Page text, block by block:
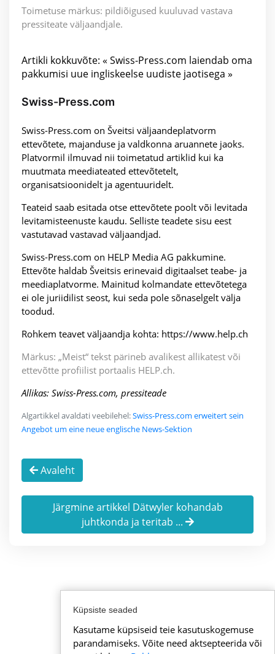
Toimetuse märkus: pildiõigused kuuluvad vastava
pressiteate väljaandjale.
Artikli kokkuvõte: « Swiss-Press.com laiendab oma
pakkumisi uue ingliskeelse uudiste jaotisega »
Swiss-Press.com
Swiss-Press.com on Šveitsi väljaandeplatvorm
ettevõtete, majanduse ja valdkonna aruannete jaoks.
Platvormil ilmuvad nii toimetatud artiklid kui ka
muutmata meediateated ettevõtetelt,
organisatsioonidelt ja agentuuridelt.
Teateid saab esitada otse ettevõtete poolt või levitada
levitamisteenuste kaudu. Selliste teadete sisu eest
vastutavad vastavad väljaandjad.
Swiss-Press.com on HELP Media AG pakkumine.
Ettevõte haldab Šveitsis erinevaid digitaalset teabe- ja
meediaplatvorme. Mainitud kolmandate ettevõtetega
ei ole juriidilist seost, kui seda pole sõnaselgelt välja
toodud.
Rohkem teavet väljaandja kohta: https://www.help.ch
Märkus: „Meist“ tekst pärineb avalikest allikatest või
ettevõtte profiilist portaalis HELP.ch.
Allikas: Swiss-Press.com, pressiteade
Algartikkel avaldati veebilehel:Swiss-Press.com erweitert sein
Angebot um eine neue englische News-Sektion
Avaleht
Järgmine artikkel Dätwyler kohandab
juhtkonda ja teritab ...
Küpsiste seaded
Kasutame küpsiseid teie kasutuskogemuse
parandamiseks. Võite need aktsepteerida või